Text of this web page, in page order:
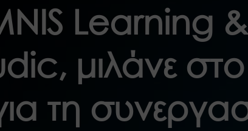
Learning &
μιλάνε στο
τη